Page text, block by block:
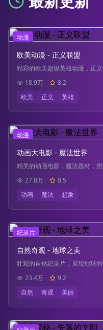
动漫
欧美动漫 - 正义联盟
精彩的欧美超级英雄动漫，正
18.9万
8.2
欧美
正义 英雄
动漫
动画大电影 - 魔法世界
精美的动画电影，魔法题材，
27.8万
8.5
动画
魔法 想象
纪录片
自然奇观 - 地球之美
壮观的自然纪录片，展现地球
23.4万
9.2
自然
奇观 美丽